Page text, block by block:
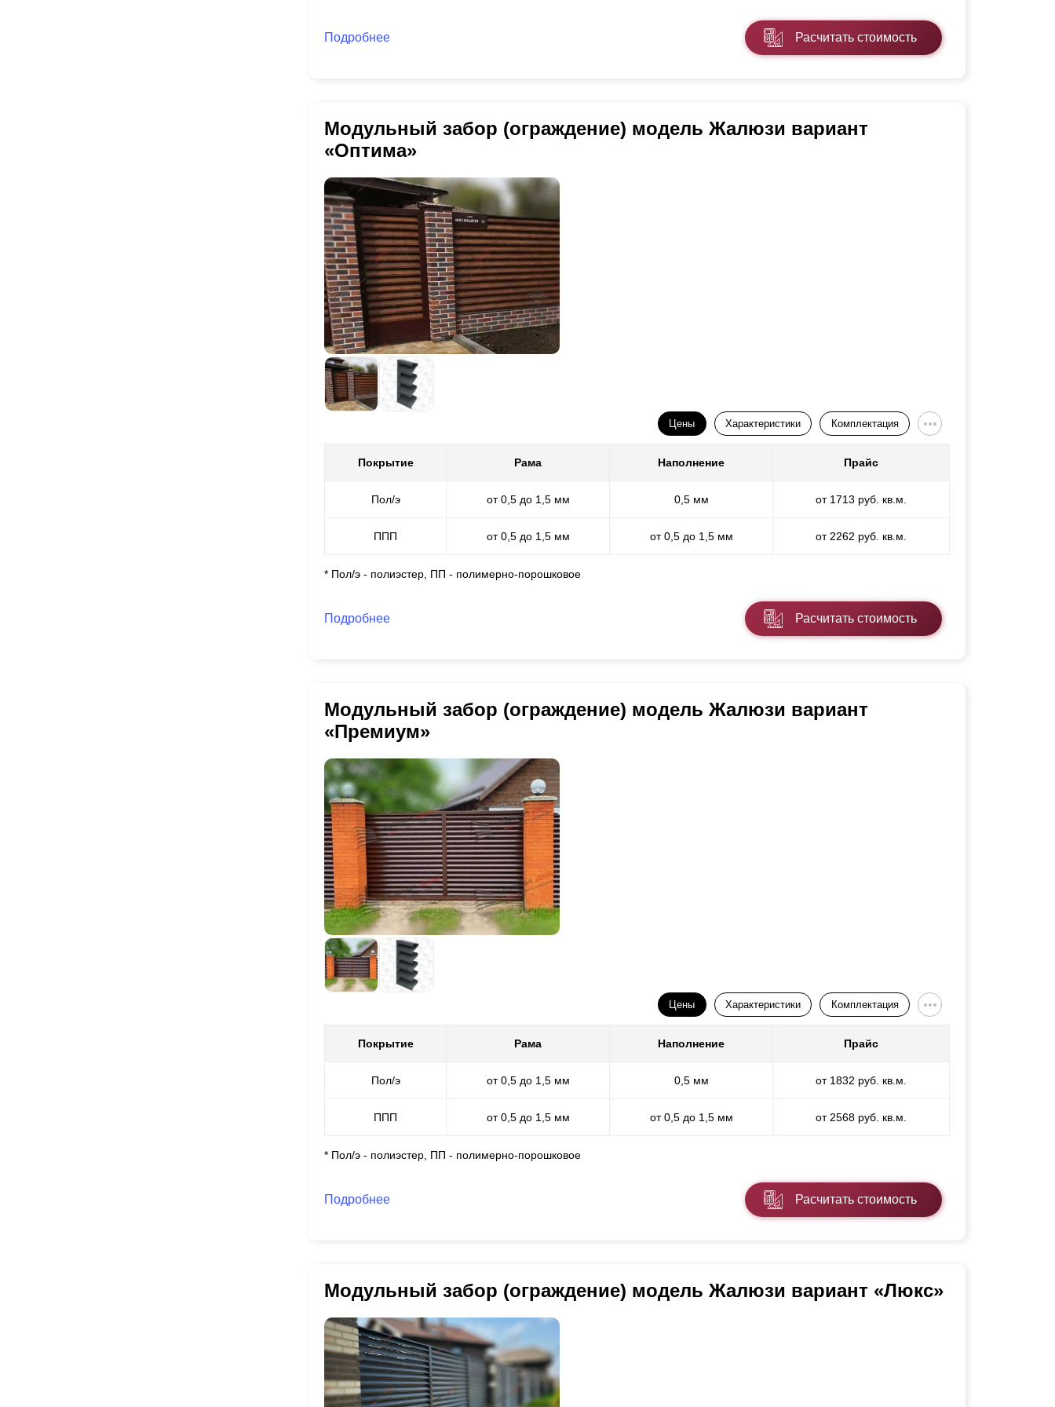
Подробнее Расчитать стоимость
Модульный забор (ограждение) модель Жалюзи вариант
«Оптима»
Цены Характеристики Комплектация
Покрытие Рама Наполнение Прайс
Пол/э от 0,5 до 1,5 мм 0,5 мм от 1713 руб. кв.м.
ППП от 0,5 до 1,5 мм от 0,5 до 1,5 мм от 2262 руб. кв.м.
* Пол/э - полиэстер, ПП - полимерно-порошковое
Подробнее Расчитать стоимость
Модульный забор (ограждение) модель Жалюзи вариант
«Премиум»
Цены Характеристики Комплектация
Покрытие Рама Наполнение Прайс
Пол/э от 0,5 до 1,5 мм 0,5 мм от 1832 руб. кв.м.
ППП от 0,5 до 1,5 мм от 0,5 до 1,5 мм от 2568 руб. кв.м.
* Пол/э - полиэстер, ПП - полимерно-порошковое
Подробнее Расчитать стоимость
Модульный забор (ограждение) модель Жалюзи вариант «Люкс»